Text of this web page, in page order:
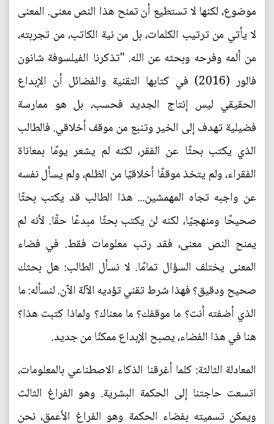
موضوع، لكنها لا تستطيع أن تمنح هذا النص معنى. المعنى
لا يأتي من ترتيب الكلمات، بل من نية الكاتب، من تجربته،
من ألمه وفرحه وبحثه عن الله. "تذكرنا الفيلسوفة شانون
فالور (2016) في كتابها التقنية والفضائل أن الإبداع
الحقيقي ليس إنتاج الجديد فحسب، بل هو ممارسة
فضيلية تهدف إلى الخير وتنبع من موقف أخلاقي. فالطالب
الذي يكتب بحثًا عن الفقر، لكنه لم يشعر يومًا بمعاناة
الفقراء، ولم يتخذ موقفًا أخلاقيًا من الظلم، ولم يسأل نفسه
عن واجبه تجاه المهمشين... هذا الطالب قد يكتب بحثًا
صحيحًا ومنهجيًا، لكنه لن يكتب بحثًا مبدعًا حقًا. لأنه لم
يمنح النص معنى، فقد رتب معلومات فقط. في فضاء
المعنى يختلف السؤال تمامًا. لا نسأل الطالب: هل بحثك
صحيح ودقيق؟ فهذا شرط تقني تؤديه الآلة الآن. لنسأله: ما
الذي أضفته أنت؟ ما موقفك؟ ما معناك؟ ولماذا كتبت هذا؟
هنا في هذا الفضاء، يصبح الإبداع ممكنًا من جديد.
المعادلة الثالثة: كلما أغرقنا الذكاء الاصطناعي بالمعلومات،
اتسعت حاجتنا إلى الحكمة البشرية. وهو الفراغ الثالث
ويمكن تسميته بفضاء الحكمة وهو الفراغ الأعمق، نحن